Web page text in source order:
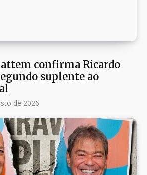
confirma Ricardo
suplente ao
de 2026